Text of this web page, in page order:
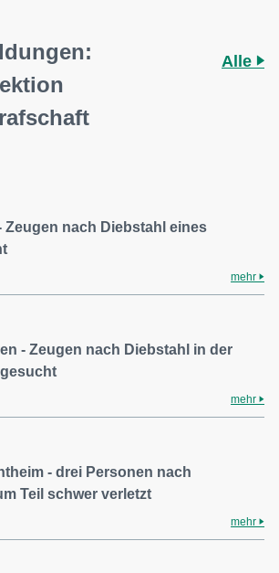
Alle
Zeugen nach Diebstahl eines
mehr
- Zeugen nach Diebstahl in der
mehr
- drei Personen nach
Teil schwer verletzt
mehr